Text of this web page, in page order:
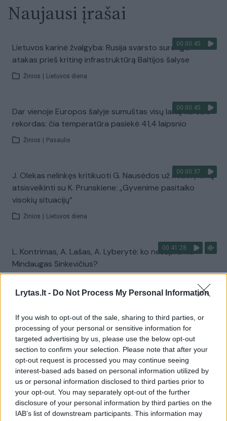
Lrytas.lt - Do Not Process My Personal Information
If you wish to opt-out of the sale, sharing to third parties, or
processing of your personal or sensitive information for
targeted advertising by us, please use the below opt-out
section to confirm your selection. Please note that after your
opt-out request is processed you may continue seeing
interest-based ads based on personal information utilized by
us or personal information disclosed to third parties prior to
your opt-out. You may separately opt-out of the further
disclosure of your personal information by third parties on the
IAB’s list of downstream participants. This information may
Naujausi įrašai
00:00:45
Lietuvos karinė žvalgyba: Rusija svarsto surengti
atakas prieš kritinę infrastruktūrą Baltijos šalyse
Žinios Lietuvos diena
00:00:45
Dar vienoje Europos šalyje sumuštas visų laikų karščio
rekordas: čia temperatūra pasiekė 41,4 laipsnio
Žinios Pasaulis
00:00:37
J. Olekas nelinkęs kritikuoti G. Nausėdos už neatvykimą
atsisveikinti su K. Prunskiene: „Gyvenime pasitaiko
visokių situacijų“
Žinios Lietuvos diena
00:41:28
L. Kontrimas, A. Lašas, A. Lyberytė: ko nesupranta
Mindaugas Sinkevičius?
Visi įrašai
Žiūrimiausi įrašai
00:00:49
Pateikė daugiau detalių apie iš tėvų paimtus šešis
vaikus: jiems kilusi grėsmė